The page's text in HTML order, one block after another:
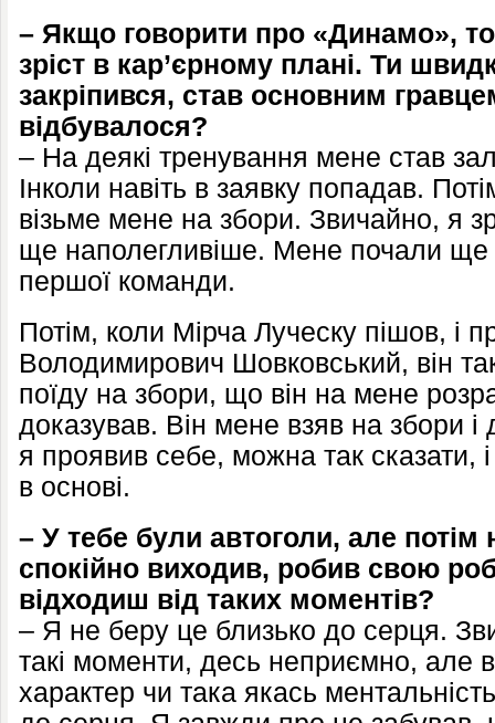
– Якщо говорити про «Динамо», то
зріст в кар’єрному плані. Ти
закріпився, став основним
відбувалося?
– На деякі тренування мене став
Інколи навіть в заявку попадав.
візьме мене на збори. Звичайно, я
ще наполегливіше. Мене почали ще
першої команди.
Потім, коли Мірча Луческу пішов, і
Володимирович Шовковський, він
поїду на збори, що він на мене
доказував. Він мене взяв на збори і
я проявив себе, можна так сказати,
в основі.
– У тебе були автоголи, але потім
спокійно виходив, робив свою
відходиш від таких моментів?
– Я не беру це близько до серця.
такі моменти, десь неприємно, але
характер чи така якась